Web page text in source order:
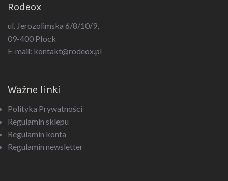
Rodeox
ul. Jerozolimska 6/8/10/9,
09-400 Płock
E-mail: kontakt@rodeox.pl
Ważne linki
Polityka Prywatności
Regulamin sklepu
Regulamin konta
Regulamin newsletter